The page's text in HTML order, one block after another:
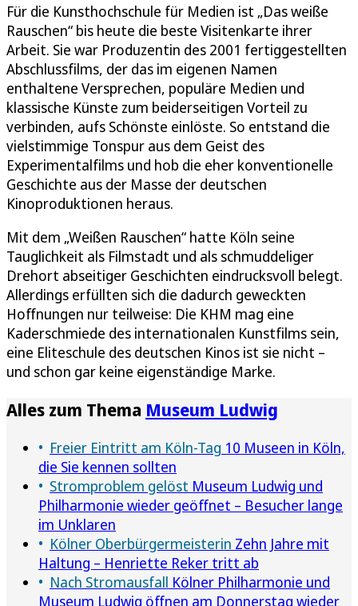
Für die Kunsthochschule für Medien ist „Das weiße
Rauschen“ bis heute die beste Visitenkarte ihrer
Arbeit. Sie war Produzentin des 2001 fertiggestellten
Abschlussfilms, der das im eigenen Namen
enthaltene Versprechen, populäre Medien und
klassische Künste zum beiderseitigen Vorteil zu
verbinden, aufs Schönste einlöste. So entstand die
vielstimmige Tonspur aus dem Geist des
Experimentalfilms und hob die eher konventionelle
Geschichte aus der Masse der deutschen
Kinoproduktionen heraus.
Mit dem „Weißen Rauschen“ hatte Köln seine
Tauglichkeit als Filmstadt und als schmuddeliger
Drehort abseitiger Geschichten eindrucksvoll belegt.
Allerdings erfüllten sich die dadurch geweckten
Hoffnungen nur teilweise: Die KHM mag eine
Kaderschmiede des internationalen Kunstfilms sein,
eine Eliteschule des deutschen Kinos ist sie nicht –
und schon gar keine eigenständige Marke.
Alles zum Thema Museum Ludwig
Freier Eintritt am Köln-Tag 10 Museen in Köln,
die Sie kennen sollten
Stromproblem gelöst Museum Ludwig und
Philharmonie wieder geöffnet – Besucher lange
im Unklaren
Kölner Oberbürgermeisterin Zehn Jahre mit
Haltung – Henriette Reker tritt ab
Nach Stromausfall Kölner Philharmonie und
Museum Ludwig öffnen am Donnerstag wieder